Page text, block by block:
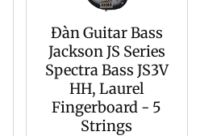
Đàn Guitar Bass
Jackson JS Series
Spectra Bass JS3V
HH, Laurel
Fingerboard - 5
Strings